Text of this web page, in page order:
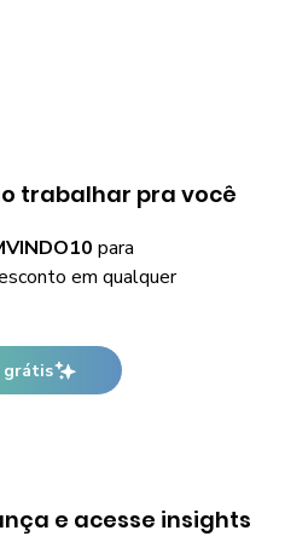
trabalhar pra você
para
em qualquer
grátis
e acesse insights